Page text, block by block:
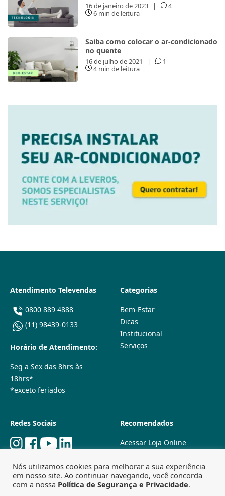
16 de janeiro de 2023 |
4
6 min de leitura
Saiba como colocar o ar-condicionado
no quente
16 de julho de 2021 |
1
4 min de leitura
Atendimento Televendas
0800 889 4888
(11) 98439-0133
Horário de Atendimento:
Seg a Sex das 8hrs às
18hrs*
*exceto feriados
Categorias
Bem-Estar
Dicas
Institucional
Serviços
Redes Sociais Recomendados
Acessar Loja Online
Lojas Físicas
Trabalhe Conosco
Powered byAgência Especializada em SEO
Nós utilizamos cookies para melhorar a sua experiência
em nosso site. Ao continuar navegando, você concorda
com a nossa Política de Segurança e Privacidade.